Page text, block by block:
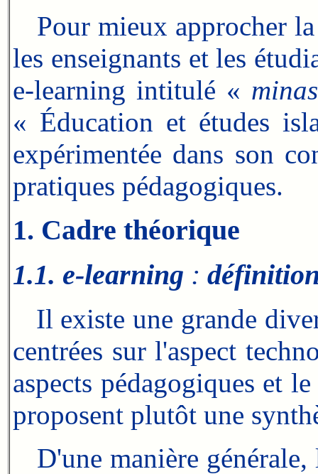
Pour mieux approcher la
les enseignants et les
e-learning intitulé «
« Éducation et études
expérimentée dans son
pratiques pédagogiques.
1. Cadre théorique
1.1. e-learning :
Il existe une grande
centrées sur l'aspect
aspects pédagogiques et
proposent plutôt une
D'une manière